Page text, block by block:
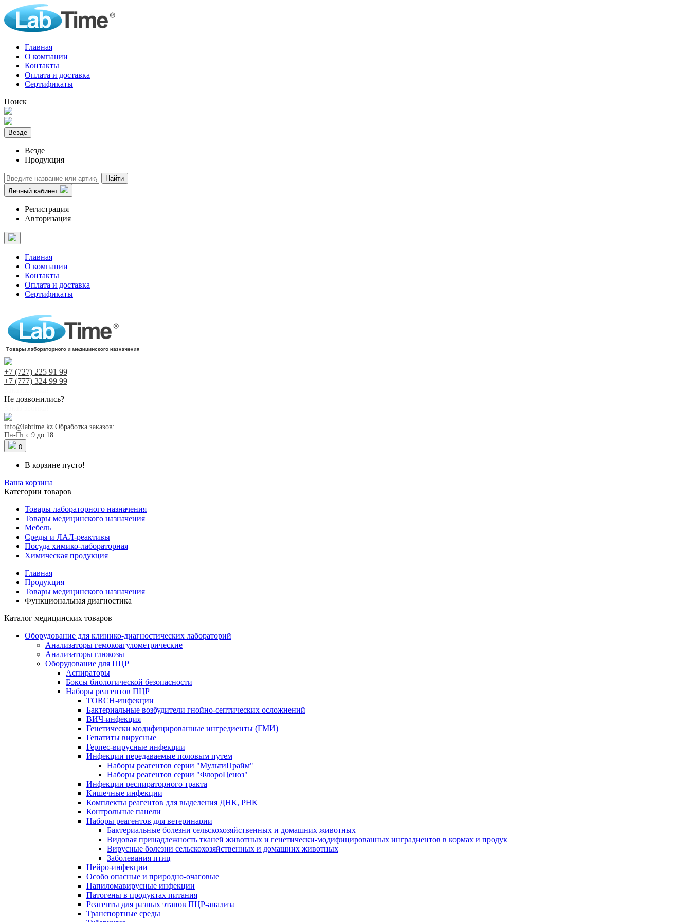
Главная
О компании
Контакты
Оплата и доставка
Сертификаты
Поиск
Везде
Везде
Продукция
Найти
Личный кабинет
Регистрация
Авторизация
Главная
О компании
Контакты
Оплата и доставка
Сертификаты
+7 (727) 225 91 99
+7 (777) 324 99 99
Не дозвонились?
info@labtime.kz Обработка заказов:
Пн-Пт с 9 до 18
0
В корзине пусто!
Ваша корзина
Категории товаров
Товары лабораторного назначения
Товары медицинского назначения
Мебель
Среды и ЛАЛ-реактивы
Посуда химико-лабораторная
Химическая продукция
Главная
Продукция
Товары медицинского назначения
Функциональная диагностика
Каталог медицинских товаров
Оборудование для клинико-диагностических лабораторий
Анализаторы гемокоагулометрические
Анализаторы глюкозы
Оборудование для ПЦР
Аспираторы
Боксы биологической безопасности
Наборы реагентов ПЦР
TORCH-инфекции
Бактериальные возбудители гнойно-септических осложнений
ВИЧ-инфекция
Генетически модифицированные ингредиенты (ГМИ)
Гепатиты вирусные
Герпес-вирусные инфекции
Инфекции передаваемые половым путем
Наборы реагентов серии "МультиПрайм"
Наборы реагентов серии "ФлороЦеноз"
Инфекции респираторного тракта
Кишечные инфекции
Комплекты реагентов для выделения ДНК, РНК
Контрольные панели
Наборы реагентов для ветеринарии
Бактериальные болезни сельскохозяйственных и домашних животных
Видовая принадлежность тканей животных и генетически-модифицированных инградиентов в кормах и продук
Вирусные болезни сельскохозяйственных и домашних животных
Заболевания птиц
Нейро-инфекции
Особо опасные и природно-очаговые
Папиломавирусные инфекции
Патогены в продуктах питания
Реагенты для разных этапов ПЦР-анализа
Транспортные среды